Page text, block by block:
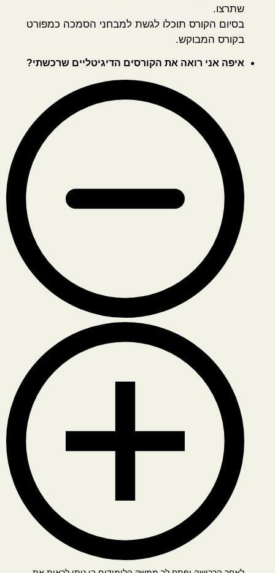
שתרצו.
בסיום הקורס תוכלו לגשת למבחני הסמכה כמפורט
בקורס המבוקש.
איפה אני רואה את הקורסים הדיגיטליים שרכשתי?